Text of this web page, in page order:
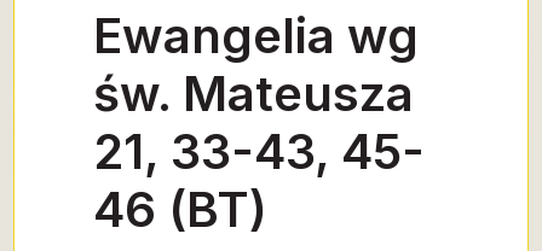
Ewangelia wg
św. Mateusza
21, 33-43, 45-
46 (BT)